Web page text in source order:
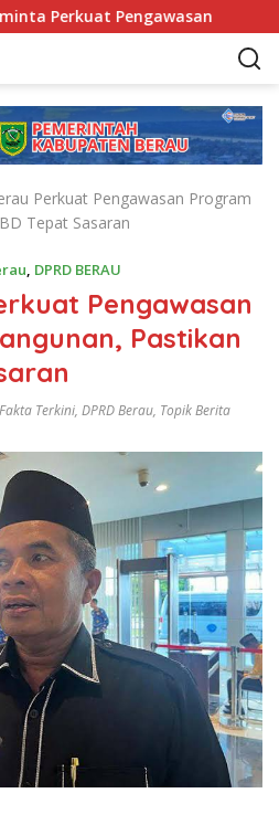
Pengawasan
Perkuat Pengawasan Program
Tepat Sasaran
, DPRD BERAU
Pengawasan
Pastikan
Terkini, DPRD Berau, Topik Berita